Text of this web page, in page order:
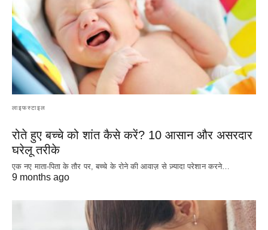
लाइफस्टाइल
रोते हुए बच्चे को शांत कैसे करें? 10 आसान और असरदार
घरेलू तरीके
एक नए माता-पिता के तौर पर, बच्चे के रोने की आवाज़ से ज़्यादा परेशान करने…
9 months ago